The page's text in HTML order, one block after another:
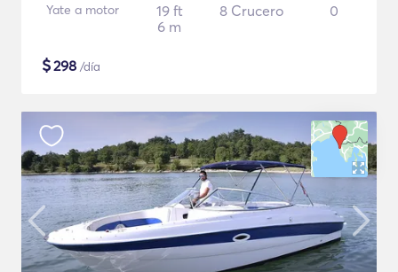
Yate a motor
19 ft
6 m
8 Crucero 0
$298 /día